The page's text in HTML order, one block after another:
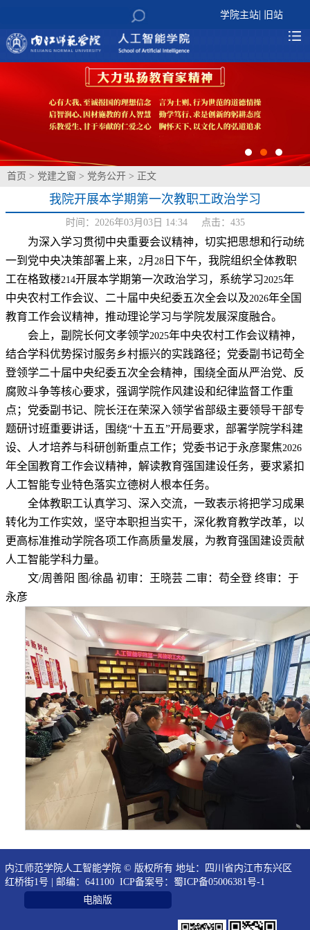
学院主站| 旧站
首页 > 党建之窗 > 党务公开 > 正文
我院开展本学期第一次教职工政治学习
时间：2026年03月03日 14:34 点击： 435
为深入学习贯彻中央重要会议精神，切实把思想和行动统
一到党中央决策部署上来，
2 月 28 日下午，我院组织全体教职
工在格致楼214开展本学期第一次政治学习，系统学习2025年
中央农村工作会议、二十届中央纪委五次全会以及2026年全国
教育工作会议精神，推动理论学习与学院发展深度融合。
会上，副院长何文孝领学2025年中央农村工作会议精神，
结合学科优势探讨服务乡村振兴的实践路径；党委副书记苟全
登领学二十届中央纪委五次全会精神，围绕全面从严治党、反
腐败斗争等核心要求，强调学院作风建设和纪律监督工作重
点；党委副书记、院长汪在荣深入领学省部级主要领导干部专
题研讨班重要讲话，围绕“十五五”开局要求，部署学院学科建
设、人才培养与科研创新重点工作；党委书记于永彦聚焦2026
年全国教育工作会议精神，解读教育强国建设任务，要求紧扣
人工智能专业特色落实立德树人根本任务。
全体教职工认真学习、深入交流，一致表示将把学习成果
转化为工作实效，坚守本职担当实干，深化教育教学改革，以
更高标准推动学院各项工作高质量发展，为教育强国建设贡献
人工智能学科力量。
文/周善阳 图 /徐晶 初审：王晓芸 二审：苟全登 终审：于
永彦
内江师范学院人工智能学院 © 版权所有 地址：四川省内江市东兴区
红桥街1号 | 邮编：641100 ICP备案号： 蜀ICP备05006381号-1
电脑版